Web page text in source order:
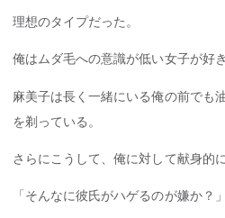
理想のタイプだった。
俺はムダ毛への意識が低い女子が好
麻美子は長く一緒にいる俺の前でも
を剃っている。
さらにこうして、俺に対して献身的
「そんなに彼氏がハゲるのが嫌か？」